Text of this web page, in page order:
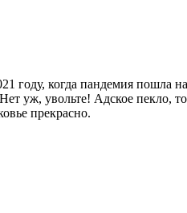
году, когда пандемия пошла
уж, увольте! Адское
прекрасно.